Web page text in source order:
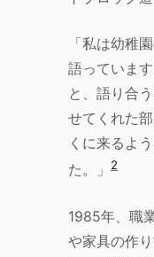
「私は幼稚
語っていま
と、語り合
せてくれた
くに来るよ
た。」
2
1985年、職
や家具の作